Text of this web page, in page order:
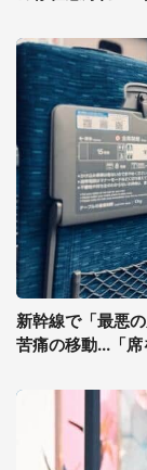
新幹線で「最悪
苦痛の移動...「